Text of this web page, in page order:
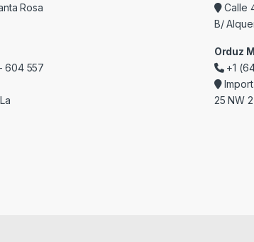
Rosa
604 557
Calle
B/
Orduz
+1
25 NW